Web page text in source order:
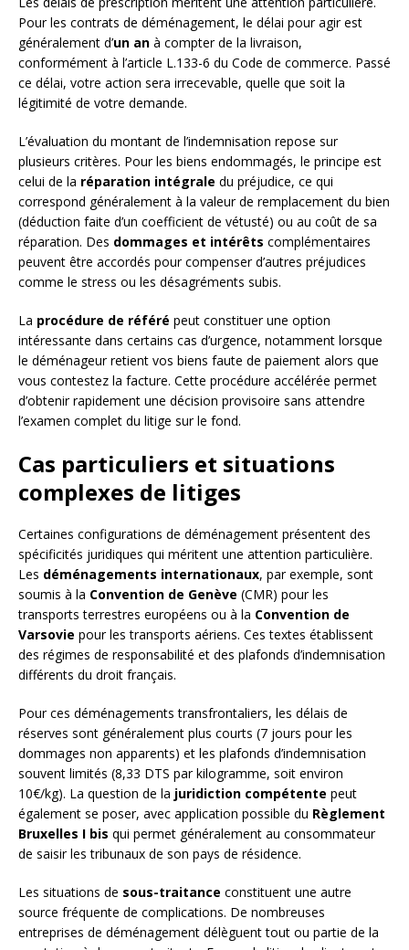
Pour les contrats de déménagement, le délai pour agir est
généralement d’un an à compter de la livraison,
conformément à l’article L.133-6 du Code de commerce. Passé
ce délai, votre action sera irrecevable, quelle que soit la
légitimité de votre demande.
L’évaluation du montant de l’indemnisation repose sur
plusieurs critères. Pour les biens endommagés, le principe est
celui de la réparation intégrale du préjudice, ce qui
correspond généralement à la valeur de remplacement du bien
(déduction faite d’un coefficient de vétusté) ou au coût de sa
réparation. Des dommages et intérêts complémentaires
peuvent être accordés pour compenser d’autres préjudices
comme le stress ou les désagréments subis.
La procédure de référé peut constituer une option
intéressante dans certains cas d’urgence, notamment lorsque
le déménageur retient vos biens faute de paiement alors que
vous contestez la facture. Cette procédure accélérée permet
d’obtenir rapidement une décision provisoire sans attendre
l’examen complet du litige sur le fond.
Cas particuliers et situations
complexes de litiges
Certaines configurations de déménagement présentent des
spécificités juridiques qui méritent une attention particulière.
Les déménagements internationaux, par exemple, sont
soumis à la Convention de Genève (CMR) pour les
transports terrestres européens ou à la Convention de
Varsovie pour les transports aériens. Ces textes établissent
des régimes de responsabilité et des plafonds d’indemnisation
différents du droit français.
Pour ces déménagements transfrontaliers, les délais de
réserves sont généralement plus courts (7 jours pour les
dommages non apparents) et les plafonds d’indemnisation
souvent limités (8,33 DTS par kilogramme, soit environ
10€/kg). La question de la juridiction compétente peut
également se poser, avec application possible du Règlement
Bruxelles I bis qui permet généralement au consommateur
de saisir les tribunaux de son pays de résidence.
Les situations de sous-traitance constituent une autre
source fréquente de complications. De nombreuses
entreprises de déménagement délèguent tout ou partie de la